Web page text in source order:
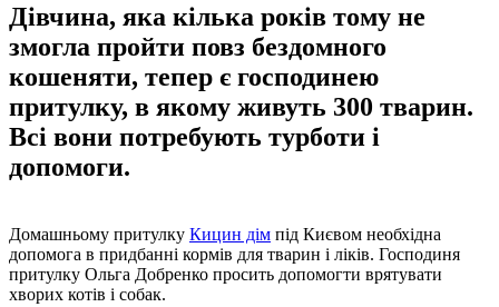
Дівчина, яка кілька років тому не
змогла пройти повз бездомного
кошеняти, тепер є господинею
притулку, в якому живуть 300 тварин.
Всі вони потребують турботи і
допомоги.
Домашньому притулку Кицин дім під Києвом необхідна
допомога в придбанні кормів для тварин і ліків. Господиня
притулку Ольга Добренко просить допомогти врятувати
хворих котів і собак.